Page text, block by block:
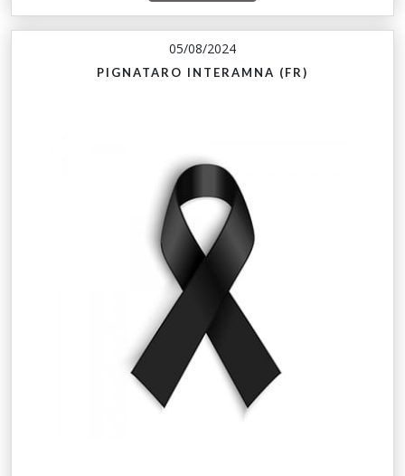
05/08/2024
PIGNATARO INTERAMNA (FR)